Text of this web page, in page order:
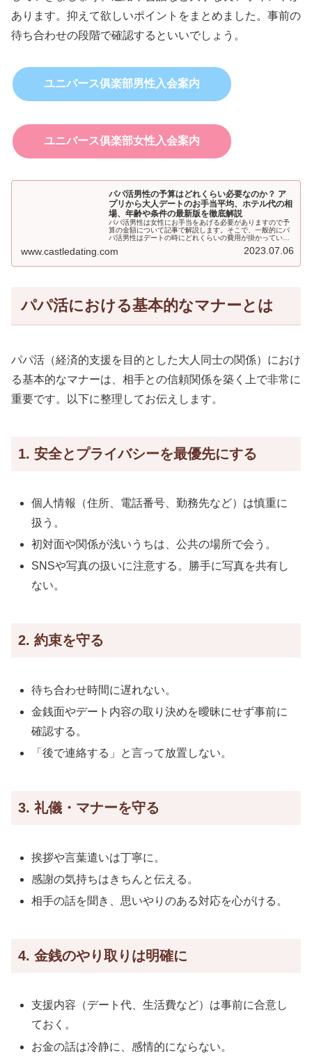
あります。抑えて欲しいポイントをまとめました。事前の
待ち合わせの段階で確認するといいでしょう。
ユニバース俱楽部男性入会案内
ユニバース俱楽部女性入会案内
パパ活男性の予算はどれくらい必要なのか？ ア
プリから大人デートのお手当平均、ホテル代の相
場、年齢や条件の最新版を徹底解説
パパ活男性は女性にお手当をあげる必要がありますので予
算の金額について記事で解説します。そこで、一般的にパ
パ活男性はデートの時にどれくらいの費用が掛かっている
んが、一般的なデートを想定してまとめています。
www.castledating.com 2023.07.06
パパ活における基本的なマナーとは
パパ活（経済的支援を目的とした大人同士の関係）におけ
る基本的なマナーは、相手との信頼関係を築く上で非常に
重要です。以下に整理してお伝えします。
1. 安全とプライバシーを最優先にする
個人情報（住所、電話番号、勤務先など）は慎重に
扱う。
初対面や関係が浅いうちは、公共の場所で会う。
SNSや写真の扱いに注意する。勝手に写真を共有し
ない。
2. 約束を守る
待ち合わせ時間に遅れない。
金銭面やデート内容の取り決めを曖昧にせず事前に
確認する。
「後で連絡する」と言って放置しない。
3. 礼儀・マナーを守る
挨拶や言葉遣いは丁寧に。
感謝の気持ちはきちんと伝える。
相手の話を聞き、思いやりのある対応を心がける。
4. 金銭のやり取りは明確に
支援内容（デート代、生活費など）は事前に合意し
ておく。
お金の話は冷静に、感情的にならない。